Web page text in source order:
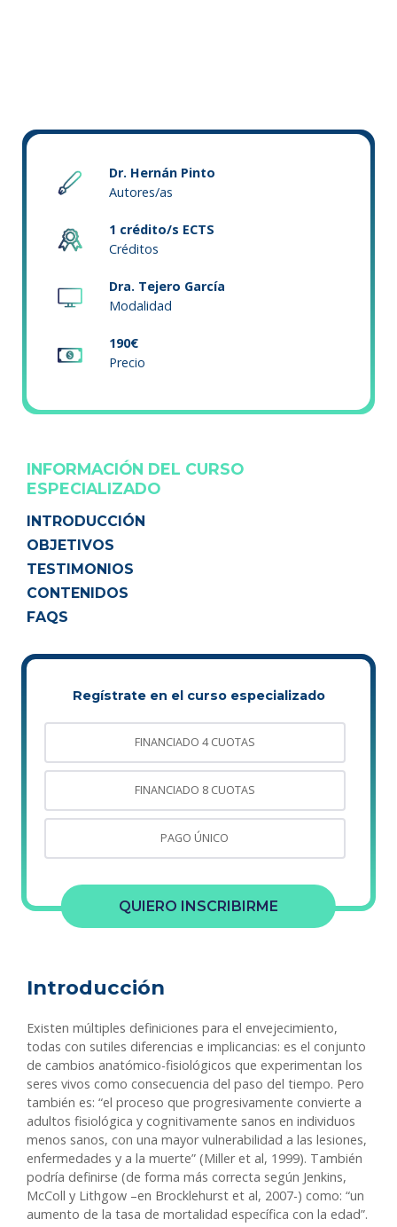
Dr. Hernán Pinto
Autores/as
1 crédito/s ECTS
Créditos
Dra. Tejero García
Modalidad
190€
Precio
INFORMACIÓN DEL CURSO
ESPECIALIZADO
INTRODUCCIÓN
OBJETIVOS
TESTIMONIOS
CONTENIDOS
FAQS
Regístrate en el curso especializado
FINANCIADO 4 CUOTAS
FINANCIADO 8 CUOTAS
PAGO ÚNICO
QUIERO INSCRIBIRME
Introducción
Existen múltiples definiciones para el envejecimiento,
todas con sutiles diferencias e implicancias: es el conjunto
de cambios anatómico-fisiológicos que experimentan los
seres vivos como consecuencia del paso del tiempo. Pero
también es: “el proceso que progresivamente convierte a
adultos fisiológica y cognitivamente sanos en individuos
menos sanos, con una mayor vulnerabilidad a las lesiones,
enfermedades y a la muerte” (Miller et al, 1999). También
podría definirse (de forma más correcta según Jenkins,
McColl y Lithgow –en Brocklehurst et al, 2007-) como: “un
aumento de la tasa de mortalidad específica con la edad”.